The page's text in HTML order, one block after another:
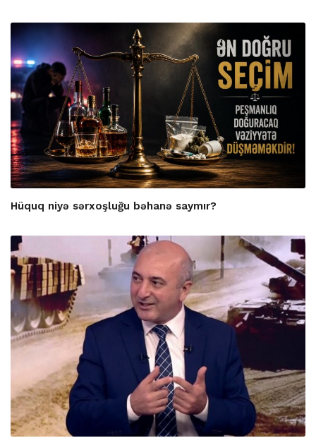
Hüquq niyə sərxoşluğu bəhanə saymır?